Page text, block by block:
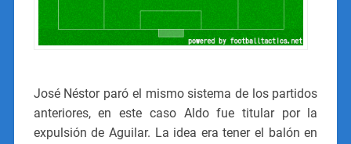
José Néstor paró el mismo sistema de los partidos
anteriores, en este caso Aldo fue titular por la
expulsión de Aguilar. La idea era tener el balón en